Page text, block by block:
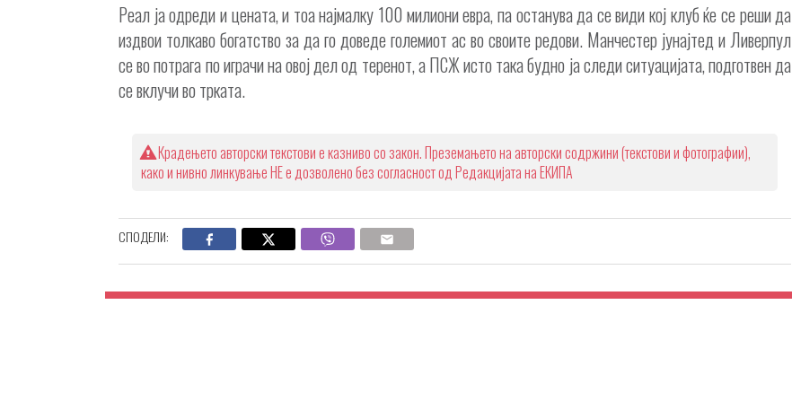
Реал ја одреди и цената, и тоа најмалку 100 милиони евра, па останува да се види кој клуб ќе се реши да
издвои толкаво богатство за да го доведе големиот ас во своите редови. Манчестер јунајтед и Ливерпул
се во потрага по играчи на овој дел од теренот, а ПСЖ исто така будно ја следи ситуацијата, подготвен да
се вклучи во трката.
Крадењето авторски текстови е казниво со закон. Преземањето на авторски содржини (текстови и фотографии),
како и нивно линкување НЕ е дозволено без согласност од Редакцијата на ЕКИПА
СПОДЕЛИ: